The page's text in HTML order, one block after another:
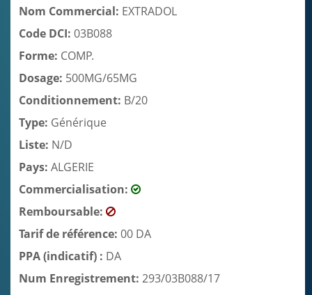
Nom Commercial: EXTRADOL
Code DCI: 03B088
Forme: COMP.
Dosage: 500MG/65MG
Conditionnement: B/20
Type: Générique
Liste: N/D
Pays: ALGERIE
Commercialisation:
Remboursable:
Tarif de référence: 00 DA
PPA (indicatif) : DA
Num Enregistrement: 293/03B088/17